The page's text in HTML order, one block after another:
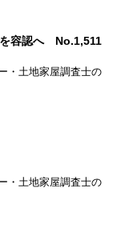
を容認へ No.1,511
・土地家屋調査士の
・土地家屋調査士の